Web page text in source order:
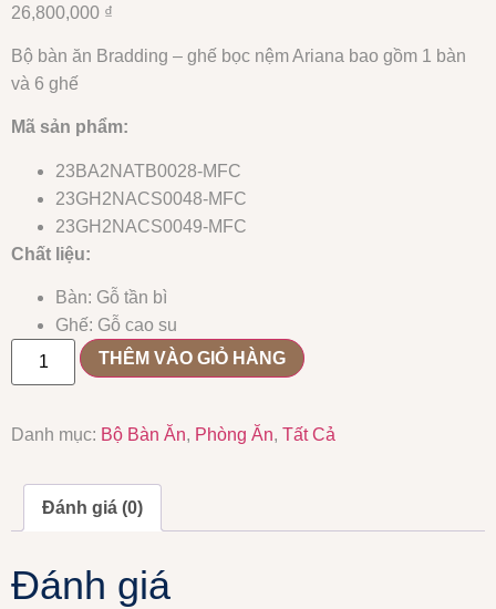
26,800,000 ₫
Bộ bàn ăn Bradding – ghế bọc nệm Ariana bao gồm 1 bàn
và 6 ghế
Mã sản phẩm:
23BA2NATB0028-MFC
23GH2NACS0048-MFC
23GH2NACS0049-MFC
Chất liệu:
Bàn: Gỗ tần bì
Ghế: Gỗ cao su
THÊM VÀO GIỎ HÀNG
Danh mục: Bộ Bàn Ăn, Phòng Ăn, Tất Cả
Đánh giá (0)
Đánh giá